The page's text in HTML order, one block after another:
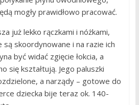
mogły prawidłowo pracować.
już lekko rączkami i nóżkami,
są skoordynowane i na razie ich
być widać zgięcie łokcia, a
się kształtują. Jego paluszki
a narządy – gotowe do
dziecka bije teraz ok. 140-